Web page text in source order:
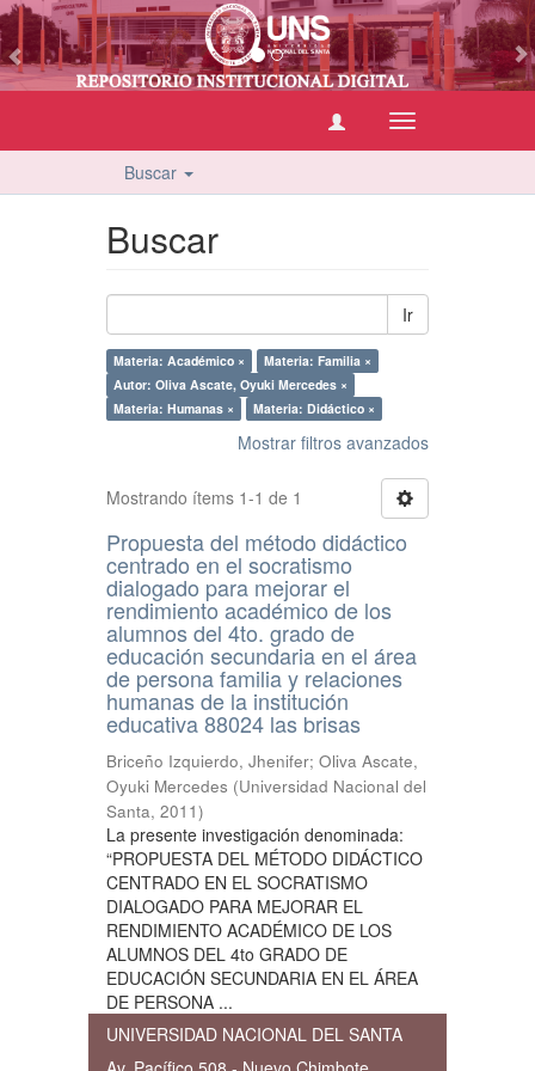
Cambiar
navegación
Buscar
Buscar
Ir
Materia: Académico ×
Materia: Familia ×
Autor: Oliva Ascate, Oyuki Mercedes ×
Materia: Humanas ×
Materia: Didáctico ×
Mostrar filtros avanzados
Mostrando ítems 1-1 de 1
Propuesta del método didáctico
centrado en el socratismo
dialogado para mejorar el
rendimiento académico de los
alumnos del 4to. grado de
educación secundaria en el área
de persona familia y relaciones
humanas de la institución
educativa 88024 las brisas
Briceño Izquierdo, Jhenifer; Oliva Ascate,
Oyuki Mercedes (Universidad Nacional del
Santa, 2011)
La presente investigación denominada:
“PROPUESTA DEL MÉTODO DIDÁCTICO
CENTRADO EN EL SOCRATISMO
DIALOGADO PARA MEJORAR EL
RENDIMIENTO ACADÉMICO DE LOS
ALUMNOS DEL 4to GRADO DE
EDUCACIÓN SECUNDARIA EN EL ÁREA
DE PERSONA ...
UNIVERSIDAD NACIONAL DEL SANTA